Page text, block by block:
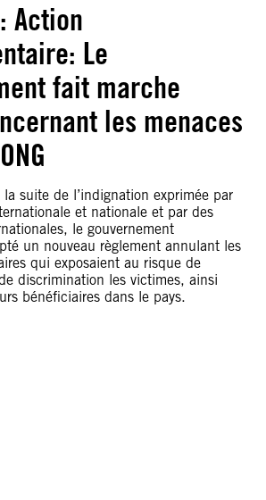
Action
Le
fait marche
les menaces
suite de l’indignation exprimée par
et nationale et par des
le gouvernement
un nouveau règlement annulant les
qui exposaient au risque de
discrimination les victimes, ainsi
bénéficiaires dans le pays.